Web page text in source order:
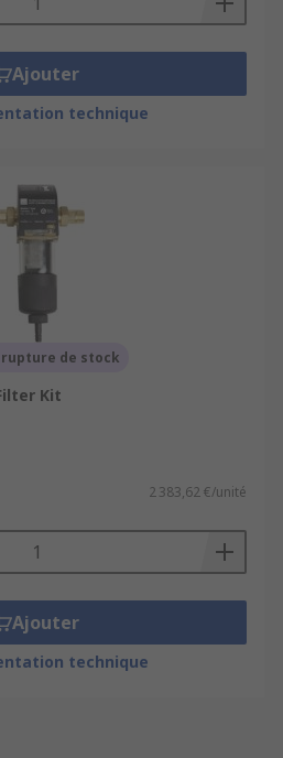
Ajouter
technique
de stock
Kit
2 383,62 €/unité
Ajouter
technique